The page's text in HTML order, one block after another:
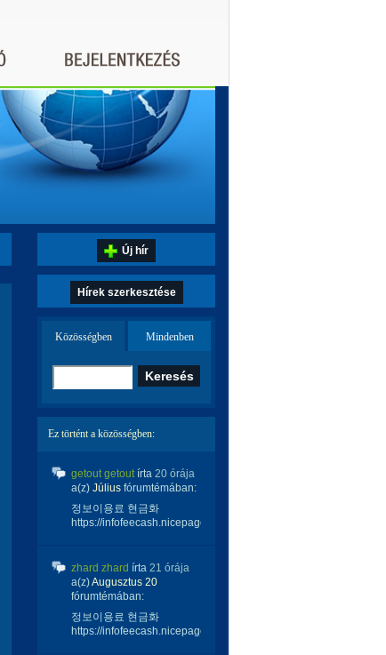
Új hír
Hírek szerkesztése
Közösségben Mindenben
Ez történt a közösségben:
getout getoutírta 20 órája
a(z) Július fórumtémában:
정보이용료 현금화
https://infofeecash.nicepage...
zhard zhard írta 21 órája
a(z)Augusztus 20
fórumtémában:
정보이용료 현금화
https://infofeecash.nicepage...